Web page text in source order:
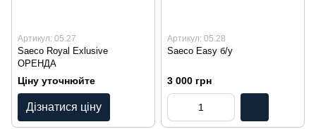
Артикул: 05.27
Saeco Royal Exlusive
ОРЕНДА
Ціну уточнюйте
Дізнатися ціну
Артикул: 05.28
Saeco Easy б/у
3 000 грн